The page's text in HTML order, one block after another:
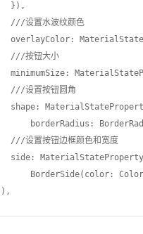
  }),
  ///设置水波纹颜色
overlayColor:
  ///按钮大小
minimumSize:
  ///设置按钮圆角
shape:
borderRadius:
///设置按钮边框颜
side:
BorderSide(color: